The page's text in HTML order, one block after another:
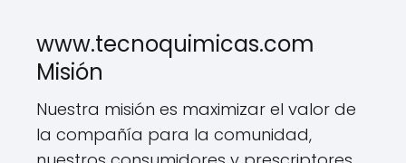
www.tecnoquimicas.com
Misión
Nuestra misión es maximizar el valor de
la compañía para la comunidad,